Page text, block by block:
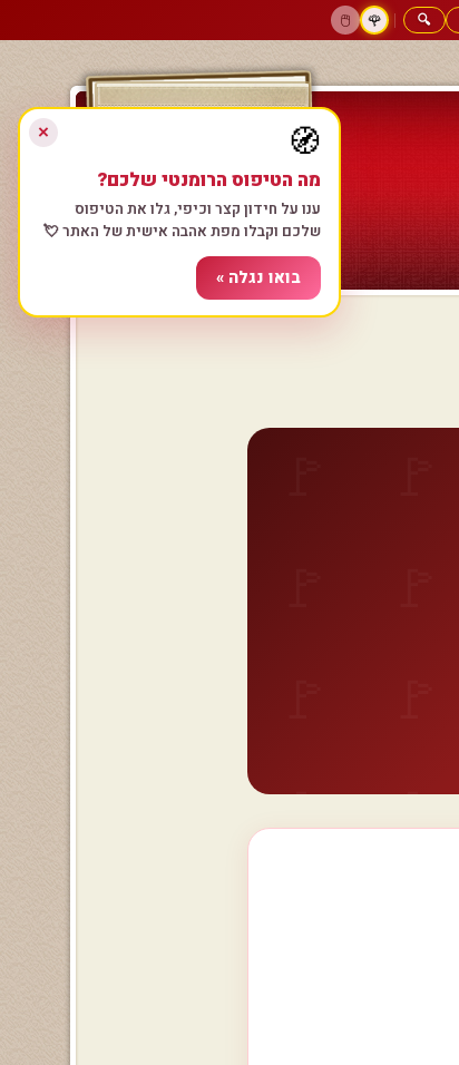
🔍
🌹
🖱️
הרשם עכשיו
התחבר
צימרים רומנטיים
חנות המתנות